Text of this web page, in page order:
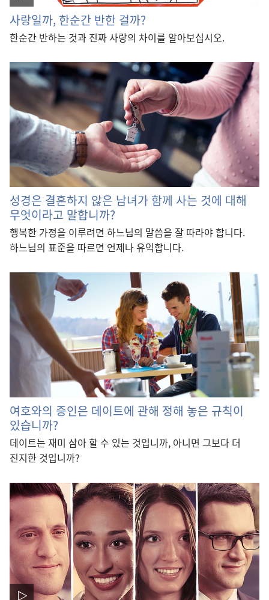
사랑일까, 한순간 반한 걸까?
한순간 반하는 것과 진짜 사랑의 차이를 알아보십시오.
성경은 결혼하지 않은 남녀가 함께 사는 것에 대해
무엇이라고 말합니까?
행복한 가정을 이루려면 하느님의 말씀을 잘 따라야 합니다.
하느님의 표준을 따르면 언제나 유익합니다.
여호와의 증인은 데이트에 관해 정해 놓은 규칙이
있습니까?
데이트는 재미 삼아 할 수 있는 것입니까, 아니면 그보다 더
진지한 것입니까?